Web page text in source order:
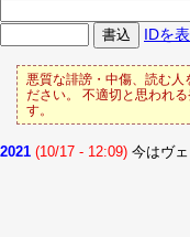
IDを
悪質な誹謗・中傷、読む人
ださい。 不適切と思われ
す。
2021 (10/17 - 12:09) 今はヴ